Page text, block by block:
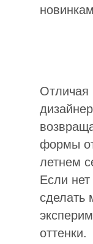
Отличая
формы
летнем
Если
сделать
оттенки.